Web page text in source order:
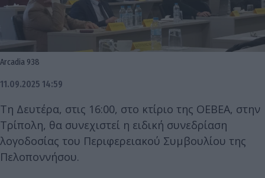
Arcadia 938
11.09.2025 14:59
Τη Δευτέρα, στις 16:00, στο κτίριο της ΟΕΒΕΑ, στην
Τρίπολη, θα συνεχιστεί η ειδική συνεδρίαση
λογοδοσίας του Περιφερειακού Συμβουλίου της
Πελοποννήσου.